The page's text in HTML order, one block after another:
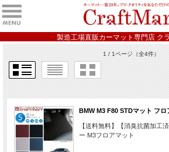
製造工場直販カーマット専門店 ク
1 / 1ページ（全4件）
BMW M3 F80 STDマット フロ
【送料無料】【消臭抗菌加工
ー M3フロアマット